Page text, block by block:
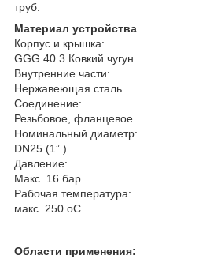
труб.
Материал устройства
Корпус и крышка:
GGG 40.3 Ковкий чугун
Внутренние части:
Нержавеющая сталь
Соединение:
Резьбовое, фланцевое
Номинальный диаметр:
DN25 (1” )
Давление:
Макс. 16 бар
Рабочая температура:
макс. 250 oC
Области применения: